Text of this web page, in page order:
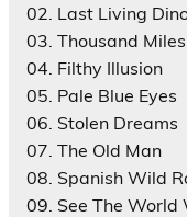
02. Last Living
03. Thousand
04. Filthy Illusion
05. Pale Blue Eyes
06. Stolen Dreams
07. The Old Man
08. Spanish Wild
09. See The World